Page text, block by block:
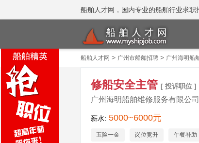
船舶人才网，国内专业的船舶行业求
船舶人才网 > 广州市船舶招聘> 广州海明船
修船安全主管 [ 投诉职位 ]
广州海明船舶维修服务有限公司
薪水: 5000~6000元
五险一金 岗位竞升 午餐补助